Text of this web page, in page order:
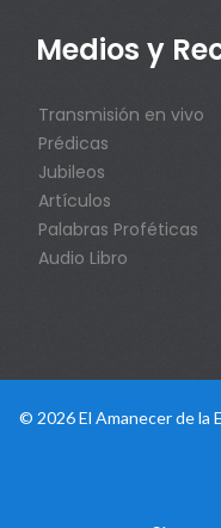
Medios y
Transmisión en vivo
Prédicas
Jubileos
Artículos
Palabras Proféticas
Audio Libro
© 2026 El Amanecer de la